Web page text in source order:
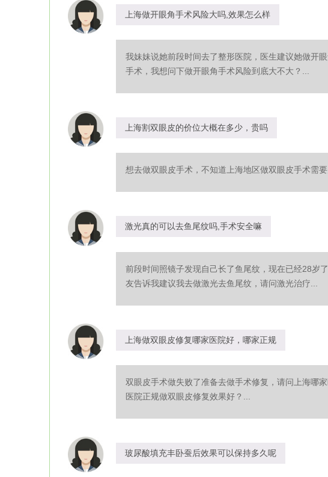
上海做开眼角手术风险大吗,效果怎么样
我妹妹说她前段时间去了整形医院，医生建议她做开
手术，我想问下做开眼角手术风险到底大不大？...
上海割双眼皮的价位大概在多少，贵吗
想去做双眼皮手术，不知道上海地区做双眼皮手术需
激光真的可以去鱼尾纹吗,手术安全嘛
前段时间照镜子发现自己长了鱼尾纹，现在已经28岁
友告诉我建议我去做激光去鱼尾纹，请问激光治疗...
上海做双眼皮修复哪家医院好，哪家正规
双眼皮手术做失败了准备去做手术修复，请问上海哪
医院正规做双眼皮修复效果好？...
玻尿酸填充丰卧蚕后效果可以保持多久呢